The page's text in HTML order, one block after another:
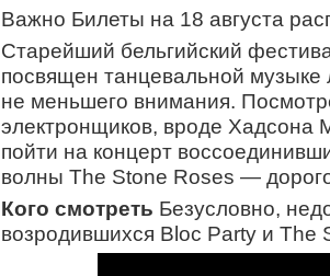
Важно Билеты на 18 августа
Старейший бельгийский
посвящен танцевальной музыке
не меньшего внимания.
электронщиков, вроде Хадсона
пойти на концерт
волны The Stone Roses —
Кого смотреть Безусловно,
возродившихся Bloc Party и The